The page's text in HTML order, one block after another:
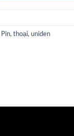
Pin,thoại,uniden